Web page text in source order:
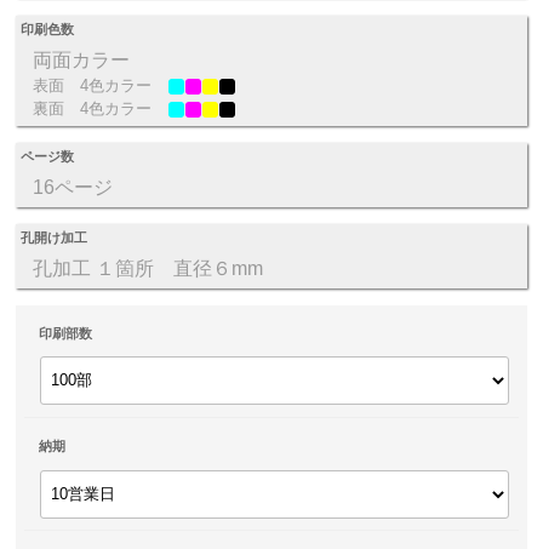
印刷色数
両面カラー
表面
4色カラー
裏面
4色カラー
ページ数
16ページ
孔開け加工
孔加工 １箇所 直径６mm
印刷部数
納期